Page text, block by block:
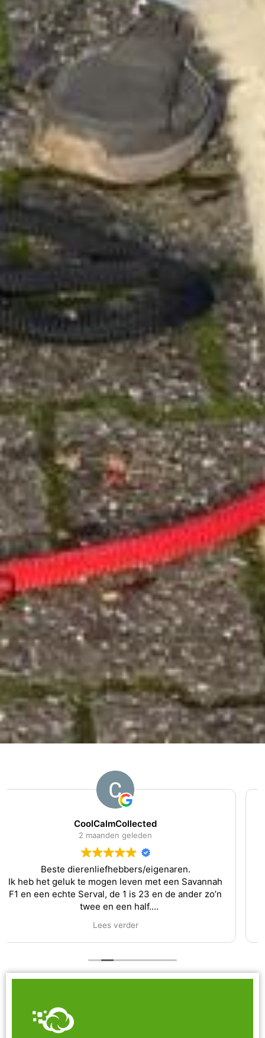
dini
4 maanden geleden
Zo blij dat we met de Siberische kat om de 3mnd
komen. Heel lief en zorgzaam. Hij is zo mak, dat we
af en toe zelf wel wat kammen, maar alleen om het
niet uit de hand te laten lopen kwa vacht. Voelt
gedaan inclusief zijn nagels.
Al met al iedereen blij.
Lees verder